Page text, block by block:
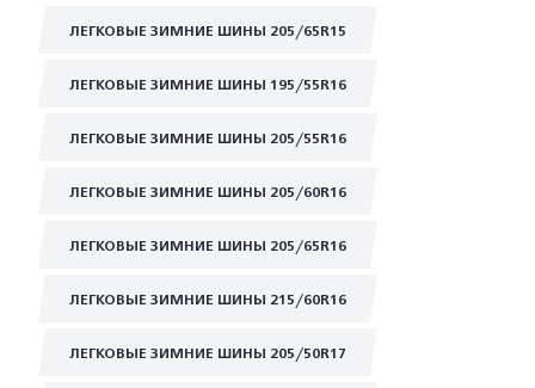
ЛЕГКОВЫЕ ЗИМНИЕ ШИНЫ 205/65R15
ЛЕГКОВЫЕ ЗИМНИЕ ШИНЫ 195/55R16
ЛЕГКОВЫЕ ЗИМНИЕ ШИНЫ 205/55R16
ЛЕГКОВЫЕ ЗИМНИЕ ШИНЫ 205/60R16
ЛЕГКОВЫЕ ЗИМНИЕ ШИНЫ 205/65R16
ЛЕГКОВЫЕ ЗИМНИЕ ШИНЫ 215/60R16
ЛЕГКОВЫЕ ЗИМНИЕ ШИНЫ 205/50R17